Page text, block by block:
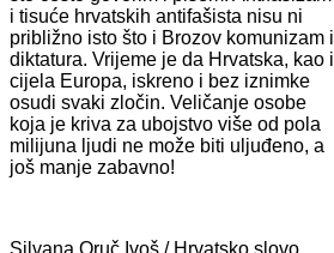
i tisuće hrvatskih antifašista nisu ni
približno isto što i Brozov komunizam i
diktatura. Vrijeme je da Hrvatska, kao i
cijela Europa, iskreno i bez iznimke
osudi svaki zločin. Veličanje osobe
koja je kriva za ubojstvo više od pola
milijuna ljudi ne može biti uljuđeno, a
još manje zabavno!
Silvana Oruč Ivoš / Hrvatsko slovo